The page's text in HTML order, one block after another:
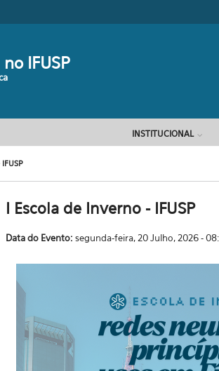
IFUSP
INSTITUCIONAL
IFUSP
I Escola de Inverno - IFUSP
Data do Evento: segunda-feira, 20 Julho, 2026 -